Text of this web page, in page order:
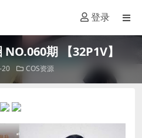
登录
期 【32P1V】
COS资源